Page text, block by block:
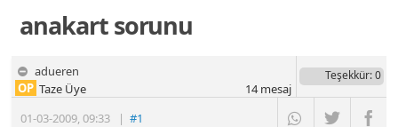
anakart sorunu
adueren
01-03-2009,09:33 |#1
OP Taze Üye
Teşekkür: 0
14mesaj